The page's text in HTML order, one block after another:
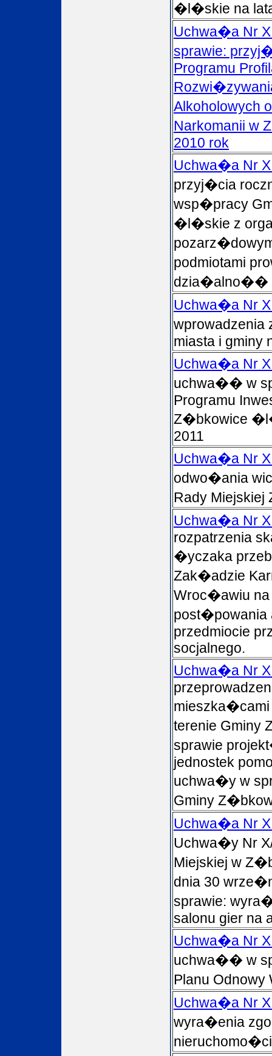
�l�skie na
Uchwa�a Nr
sprawie:
Programu
Alkoholowych
Narkomanii w
2010 rok
Uchwa�a Nr
przyj�cia
wsp�pracy
�l�skie z
podmiotami
dzia�alno��
Uchwa�a Nr
wprowadzenia
miasta i gminy
Uchwa�a Nr
uchwa�� w
Programu
Z�bkowice
2011
Uchwa�a Nr
odwo�ania
Rady
Uchwa�a Nr
rozpatrzenia
�yczaka
Zak�adzie
Wroc�awiu
post�powania
przedmiocie
socjalnego.
Uchwa�a Nr
terenie
sprawie
jednostek
uchwa�y w
Gminy
Uchwa�a Nr
Uchwa�y Nr
Miejskiej w
dnia 30
sprawie:
salonu gier na
Uchwa�a Nr
uchwa�� w
Planu
Uchwa�a Nr
wyra�enia